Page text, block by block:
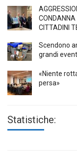
CONDANNA
CITTADINI
Scendono
grandi
«Niente
persa»
Statistiche: